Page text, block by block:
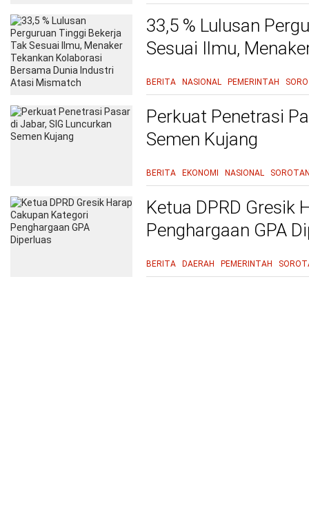
33,5 % Lulusan
Sesuai Ilmu,
BERITA NASIONAL PEMERINTAH
Perkuat Penetrasi
Semen Kujang
BERITA EKONOMI NASIONAL
Ketua DPRD Gresik
Penghargaan GPA
BERITA DAERAH PEMERINTAH